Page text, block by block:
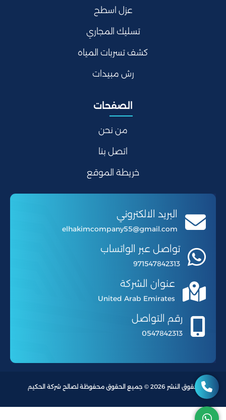
عزل اسطح
تسليك المجاري
كشف تسربات المياه
رش مبيدات
الصفحات
من نحن
اتصل بنا
خريطة الموقع
البريد الالكتروني
elhakimcompany55@gmail.com
تواصل عبر الواتساب
971547842313
عنوان الشركة
United Arab Emirates
رقم التواصل
0547842313
حقوق النشر 2026 © جميع الحقوق محفوظة لصالح شركة الحكيم